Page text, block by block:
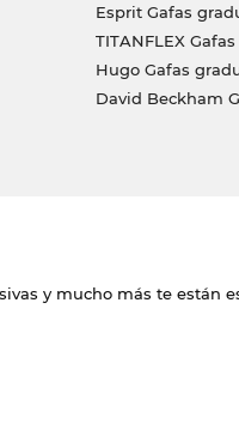
Esprit Gafas
TITANFLEX
Hugo Gafas
David Beckham
y mucho más te están